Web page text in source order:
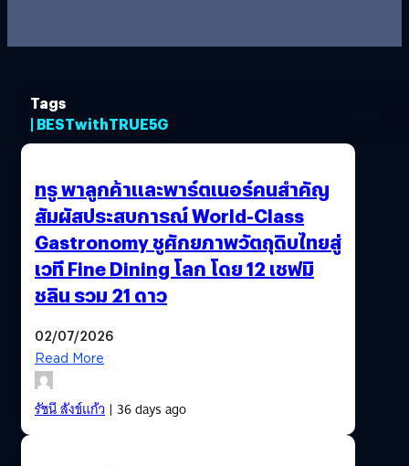
Tags
| BESTwithTRUE5G
ทรู พาลูกค้าและพาร์ตเนอร์คนสำคัญ
สัมผัสประสบการณ์ World-Class
Gastronomy ชูศักยภาพวัตถุดิบไทยสู่
เวที Fine Dining โลก โดย 12 เชฟมิ
ชลิน รวม 21 ดาว
02/07/2026
Read More
รัชนี สังข์แก้ว| 36 days ago